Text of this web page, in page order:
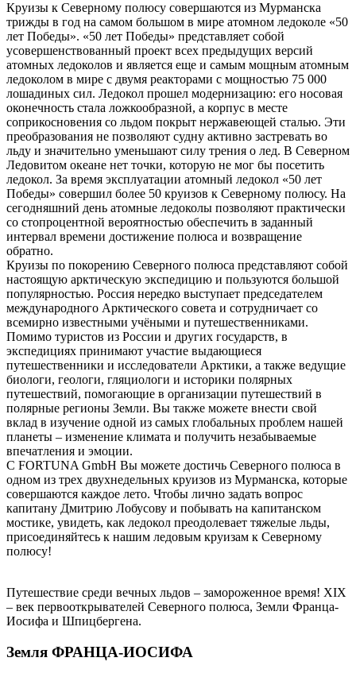
Круизы к Северному полюсу совершаются из Мурманска
трижды в год на самом большом в мире атомном ледоколе «50
лет Победы». «50 лет Победы» представляет собой
усовершенствованный проект всех предыдущих версий
атомных ледоколов и является еще и самым мощным атомным
ледоколом в мире с двумя реакторами с мощностью 75 000
лошадиных сил. Ледокол прошел модернизацию: его носовая
оконечность стала ложкообразной, а корпус в месте
соприкосновения со льдом покрыт нержавеющей сталью. Эти
преобразования не позволяют судну активно застревать во
льду и значительно уменьшают силу трения о лед. В Северном
Ледовитом океане нет точки, которую не мог бы посетить
ледокол. За время эксплуатации атомный ледокол «50 лет
Победы» совершил более 50 круизов к Северному полюсу. На
сегодняшний день атомные ледоколы позволяют практически
со стопроцентной вероятностью обеспечить в заданный
интервал времени достижение полюса и возвращение
обратно.
Круизы по покорению Северного полюса представляют собой
настоящую арктическую экспедицию и пользуются большой
популярностью. Россия нередко выступает председателем
международного Арктического совета и сотрудничает со
всемирно известными учёными и путешественниками.
Помимо туристов из России и других государств, в
экспедициях принимают участие выдающиеся
путешественники и исследователи Арктики, а также ведущие
биологи, геологи, гляциологи и историки полярных
путешествий, помогающие в организации путешествий в
полярные регионы Земли. Вы также можете внести свой
вклад в изучение одной из самых глобальных проблем нашей
планеты – изменение климата и получить незабываемые
впечатления и эмоции.
С FORTUNA GmbH Вы можете достичь Северного полюса в
одном из трех двухнедельных круизов из Мурманска, которые
совершаются каждое лето. Чтобы лично задать вопрос
капитану Дмитрию Лобусову и побывать на капитанском
мостике, увидеть, как ледокол преодолевает тяжелые льды,
присоединяйтесь к нашим ледовым круизам к Северному
полюсу!
Путешествие среди вечных льдов – замороженное время! XIX
– век первооткрывателей Северного полюса, Земли Франца-
Иосифа и Шпицбергена.
Земля ФРАНЦА-ИОСИФА